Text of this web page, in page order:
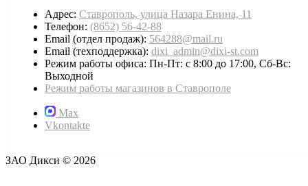
Адрес: Ставрополь, улица Назара Енина, 11
Телефон: (8652) 56-42-88
Email (отдел продаж): 564288@mail.ru
Email (техподдержка): dixi_admin@dixi-st.com
Режим работы офиса: Пн-Пт: с 8:00 до 17:00, Сб-Вс:
Выходной
Режим работы магазинов в Ставрополе
Max
Vkontakte
ЗАО Дикси © 2026